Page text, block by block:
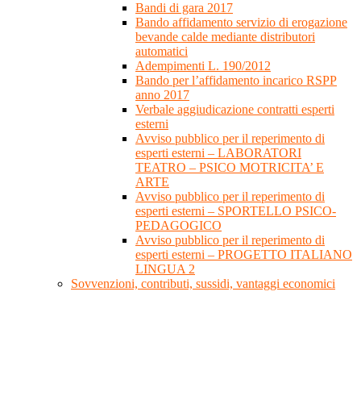
Bandi di gara 2017
Bando affidamento servizio di erogazione
bevande calde mediante distributori
automatici
Adempimenti L. 190/2012
Bando per l’affidamento incarico RSPP
anno 2017
Verbale aggiudicazione contratti esperti
esterni
Avviso pubblico per il reperimento di
esperti esterni – LABORATORI
TEATRO – PSICO MOTRICITA’ E
ARTE
Avviso pubblico per il reperimento di
esperti esterni – SPORTELLO PSICO-
PEDAGOGICO
Avviso pubblico per il reperimento di
esperti esterni – PROGETTO ITALIANO
LINGUA 2
Sovvenzioni, contributi, sussidi, vantaggi economici